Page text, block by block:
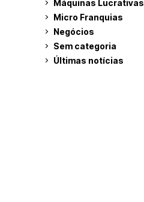
Máquinas Lucrativas
Micro Franquias
Negócios
Sem categoria
Últimas notícias